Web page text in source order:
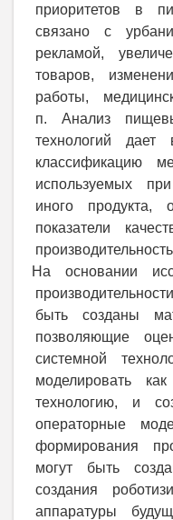
приоритетов в
связано с
рекламой,
товаров,
работы,
п. Анализ
технологий дает
классификацию
используемых
иного продукта,
показатели
На основании
быть созданы
позволяющие
системной
моделировать
технологию, и
операторные
формирования
могут быть
создания
аппаратуры